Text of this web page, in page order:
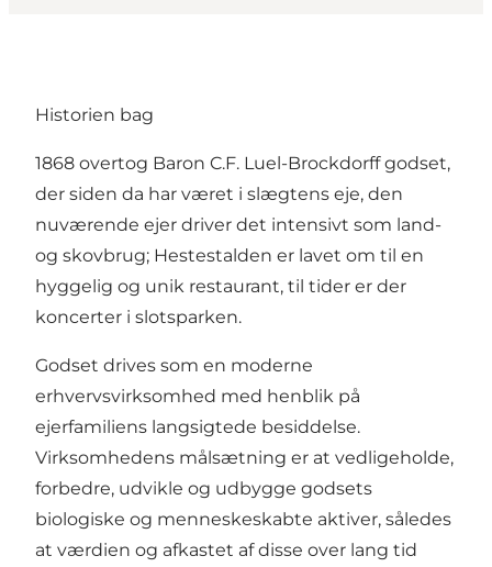
Historien bag
1868 overtog Baron C.F. Luel-Brockdorff godset,
der siden da har været i slægtens eje, den
nuværende ejer driver det intensivt som land-
og skovbrug; Hestestalden er lavet om til en
hyggelig og unik restaurant, til tider er der
koncerter i slotsparken.
Godset drives som en moderne
erhvervsvirksomhed med henblik på
ejerfamiliens langsigtede besiddelse.
Virksomhedens målsætning er at vedligeholde,
forbedre, udvikle og udbygge godsets
biologiske og menneskeskabte aktiver, således
at værdien og afkastet af disse over lang tid